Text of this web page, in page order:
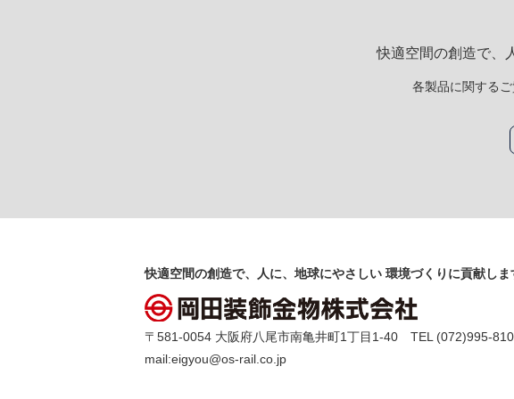
快適空間の創造で、
各製品に関する
快適空間の創造で、人に、地球にやさしい 環境づくりに貢献しま
〒581-0054 大阪府八尾市南亀井町1丁目1-40 TEL (072)995-
mail:eigyou@os-rail.co.jp